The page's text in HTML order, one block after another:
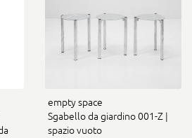
empty space
Sgabello da giardino 001-Z |
spazio vuoto